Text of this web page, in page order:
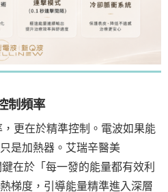
制頻率
更在於精準控制。電波如果能
是加熱器。艾瑞辛醫美
在於「每一發的能量都有效利
梯度，引導能量精準進入深層